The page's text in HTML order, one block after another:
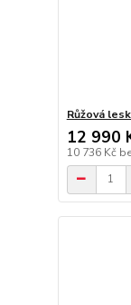
Růžová
12 990
10 736 Kč